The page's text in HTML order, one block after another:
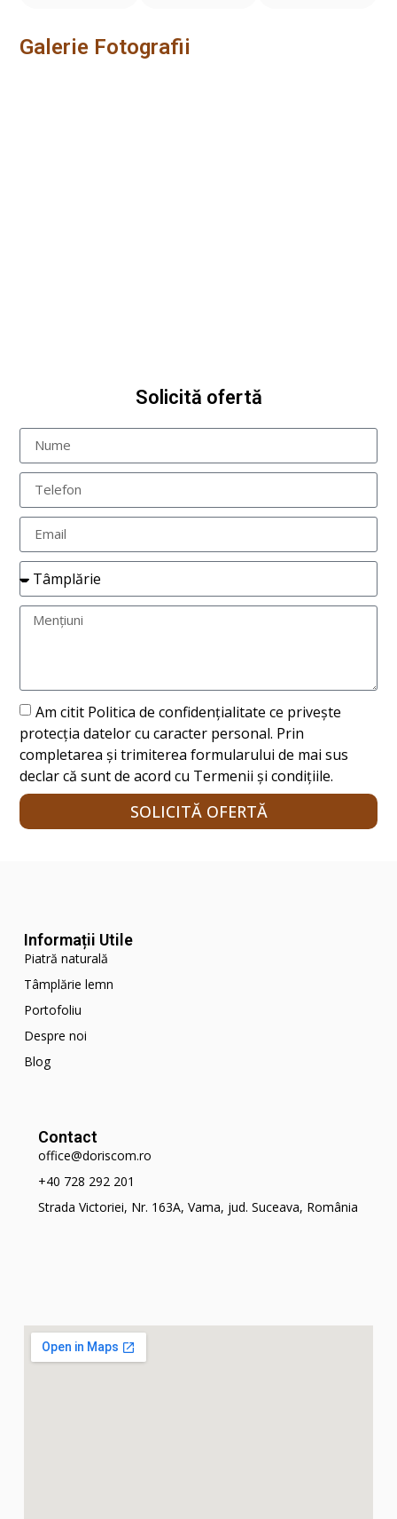
Galerie Fotografii
Solicită ofertă
Am citit Politica de confidențialitate ce privește
protecția datelor cu caracter personal. Prin
completarea și trimiterea formularului de mai sus
declar că sunt de acord cu Termenii și condițiile.
SOLICITĂ OFERTĂ
Informații Utile
Piatră naturală
Tâmplărie lemn
Portofoliu
Despre noi
Blog
Contact
office@doriscom.ro
+40 728 292 201
Strada Victoriei, Nr. 163A, Vama, jud. Suceava, România